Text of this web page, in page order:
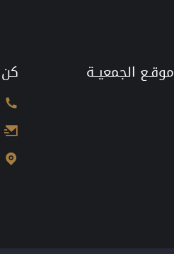
موقـع الجمعيــة